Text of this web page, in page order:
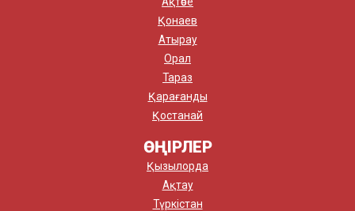
Қонаев
Атырау
Орал
Тараз
Қарағанды
Қостанай
ӨҢІРЛЕР
Қызылорда
Ақтау
Түркістан